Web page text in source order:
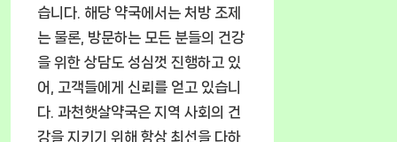
습니다. 해당 약국에서는 처방 조제
는 물론, 방문하는 모든 분들의 건강
을 위한 상담도 성심껏 진행하고 있
어, 고객들에게 신뢰를 얻고 있습니
다. 과천햇살약국은 지역 사회의 건
강을 지키기 위해 항상 최선을 다하